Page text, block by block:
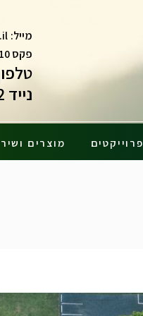
מייל:
פקס 04-6801210
טלפון 04-
נייד 050-2242492
פרוייקטים מוצרים